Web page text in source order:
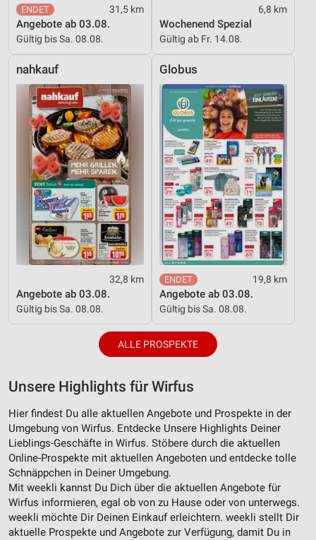
31,5 km
Angebote ab 03.08.
Gültig bis Sa. 08.08.
6,8 km
Wochenend Spezial
Gültig ab Fr. 14.08.
nahkauf
32,8 km
Angebote ab 03.08.
Gültig bis Sa. 08.08.
Globus
19,8 km
Angebote ab 03.08.
Gültig bis Sa. 08.08.
ALLE PROSPEKTE
Unsere Highlights für Wirfus
Hier findest Du alle aktuellen Angebote und Prospekte in der
Umgebung von Wirfus. Entdecke Unsere Highlights Deiner
Lieblings-Geschäfte in Wirfus. Stöbere durch die aktuellen
Online-Prospekte mit aktuellen Angeboten und entdecke tolle
Schnäppchen in Deiner Umgebung.
Mit weekli kannst Du Dich über die aktuellen Angebote für
Wirfus informieren, egal ob von zu Hause oder von unterwegs.
weekli möchte Dir Deinen Einkauf erleichtern. weekli stellt Dir
aktuelle Prospekte und Angebote zur Verfügung, damit Du in